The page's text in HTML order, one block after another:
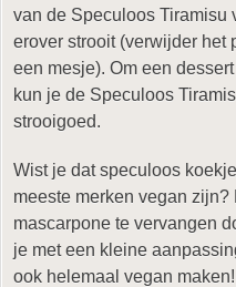
van de Speculoos Tiramisu
erover strooit (verwijder het
een mesje). Om een
kun je de Speculoos
strooigoed.
Wist je dat speculoos
meeste merken vegan zijn?
mascarpone te vervangen
je met een kleine
ook helemaal vegan maken!